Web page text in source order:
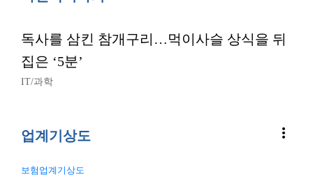
독사를 삼킨 참개구리…먹이사슬 상식을 뒤
집은 ‘5분’
IT/과학
업계기상도 more_vert
보험업계기상도